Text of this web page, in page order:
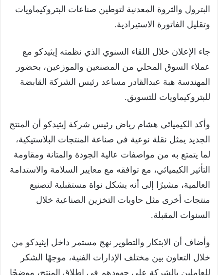
البترول والثروة المعدنية لتوطين صناعات البتروكيماويات
وتقليل الفاتورة الاستيرادية.
جاء الإعلان خلال اللقاء السنوي الذي نظمته إيثيدكو مع
عملاء السوق المحلي من المصنعين والموزعين، بحضور
المهندسة هبة عبدالقادر مساعد رئيس الشركة القابضة
للبتروكيماويات للتسويق.
وأكد الكيميائي هشام رياض رئيس شركة إيثيدكو أن المنتج
الجديد يمثل نقلة نوعية في صناعة المنتجات البلاستيكية،
لما يتمتع به من مواصفات عالية الجودة والمتانة ومقاومة
التأثير الكيميائي، مع توافقه مع معايير السلامة والاستدامة
العالمية، مشيرًا إلى أنه يشكل نواة مستقبلية لتصنيع
منتجات أخرى مثل حاويات التخزين الصناعية خلال
السنوات المقبلة.
وأضاف أن الابتكار والتطوير نهج مستمر داخل إيثيدكو من
خلال التعاون بين مختلف الإدارات الفنية، موجهًا الشكر
للعاملين بالشركة على جهودهم في إطلاق المنتج، موضحًا